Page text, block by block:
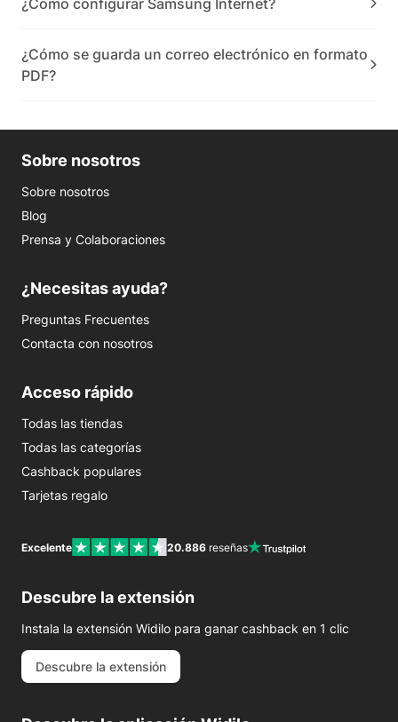
¿Cómo se guarda un correo electrónico en formato
PDF?
Sobre nosotros
Sobre nosotros
Blog
Prensa y Colaboraciones
¿Necesitas ayuda?
Preguntas Frecuentes
Contacta con nosotros
Acceso rápido
Todas las tiendas
Todas las categorías
Cashback populares
Tarjetas regalo
Excelente 20.886 reseñas
Descubre la extensión
Instala la extensión Widilo para ganar cashback en 1 clic
Descubre la extensión